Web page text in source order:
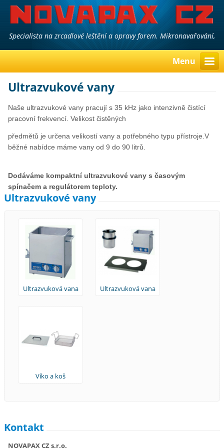
Specialista na zrcadlové leštění a opravy forem. Mikronavařování,
Menu
Ultrazvukové vany
Naše ultrazvukové vany pracují s 35 kHz jako intenzivně čistící
pracovní frekvencí. Velikost čistěných
předmětů je určena velikostí vanya potřebného typu přístroje.V
běžné nabídce máme vany od 9 do 90 litrů.
Dodáváme kompaktní ultrazvukové vany s časovým
spínačem a regulátorem teploty.
Ultrazvukové vany
Ultrazvuková vana Ultrazvuková vana
Víko a koš
Kontakt
NOVAPAX CZ s.r.o.